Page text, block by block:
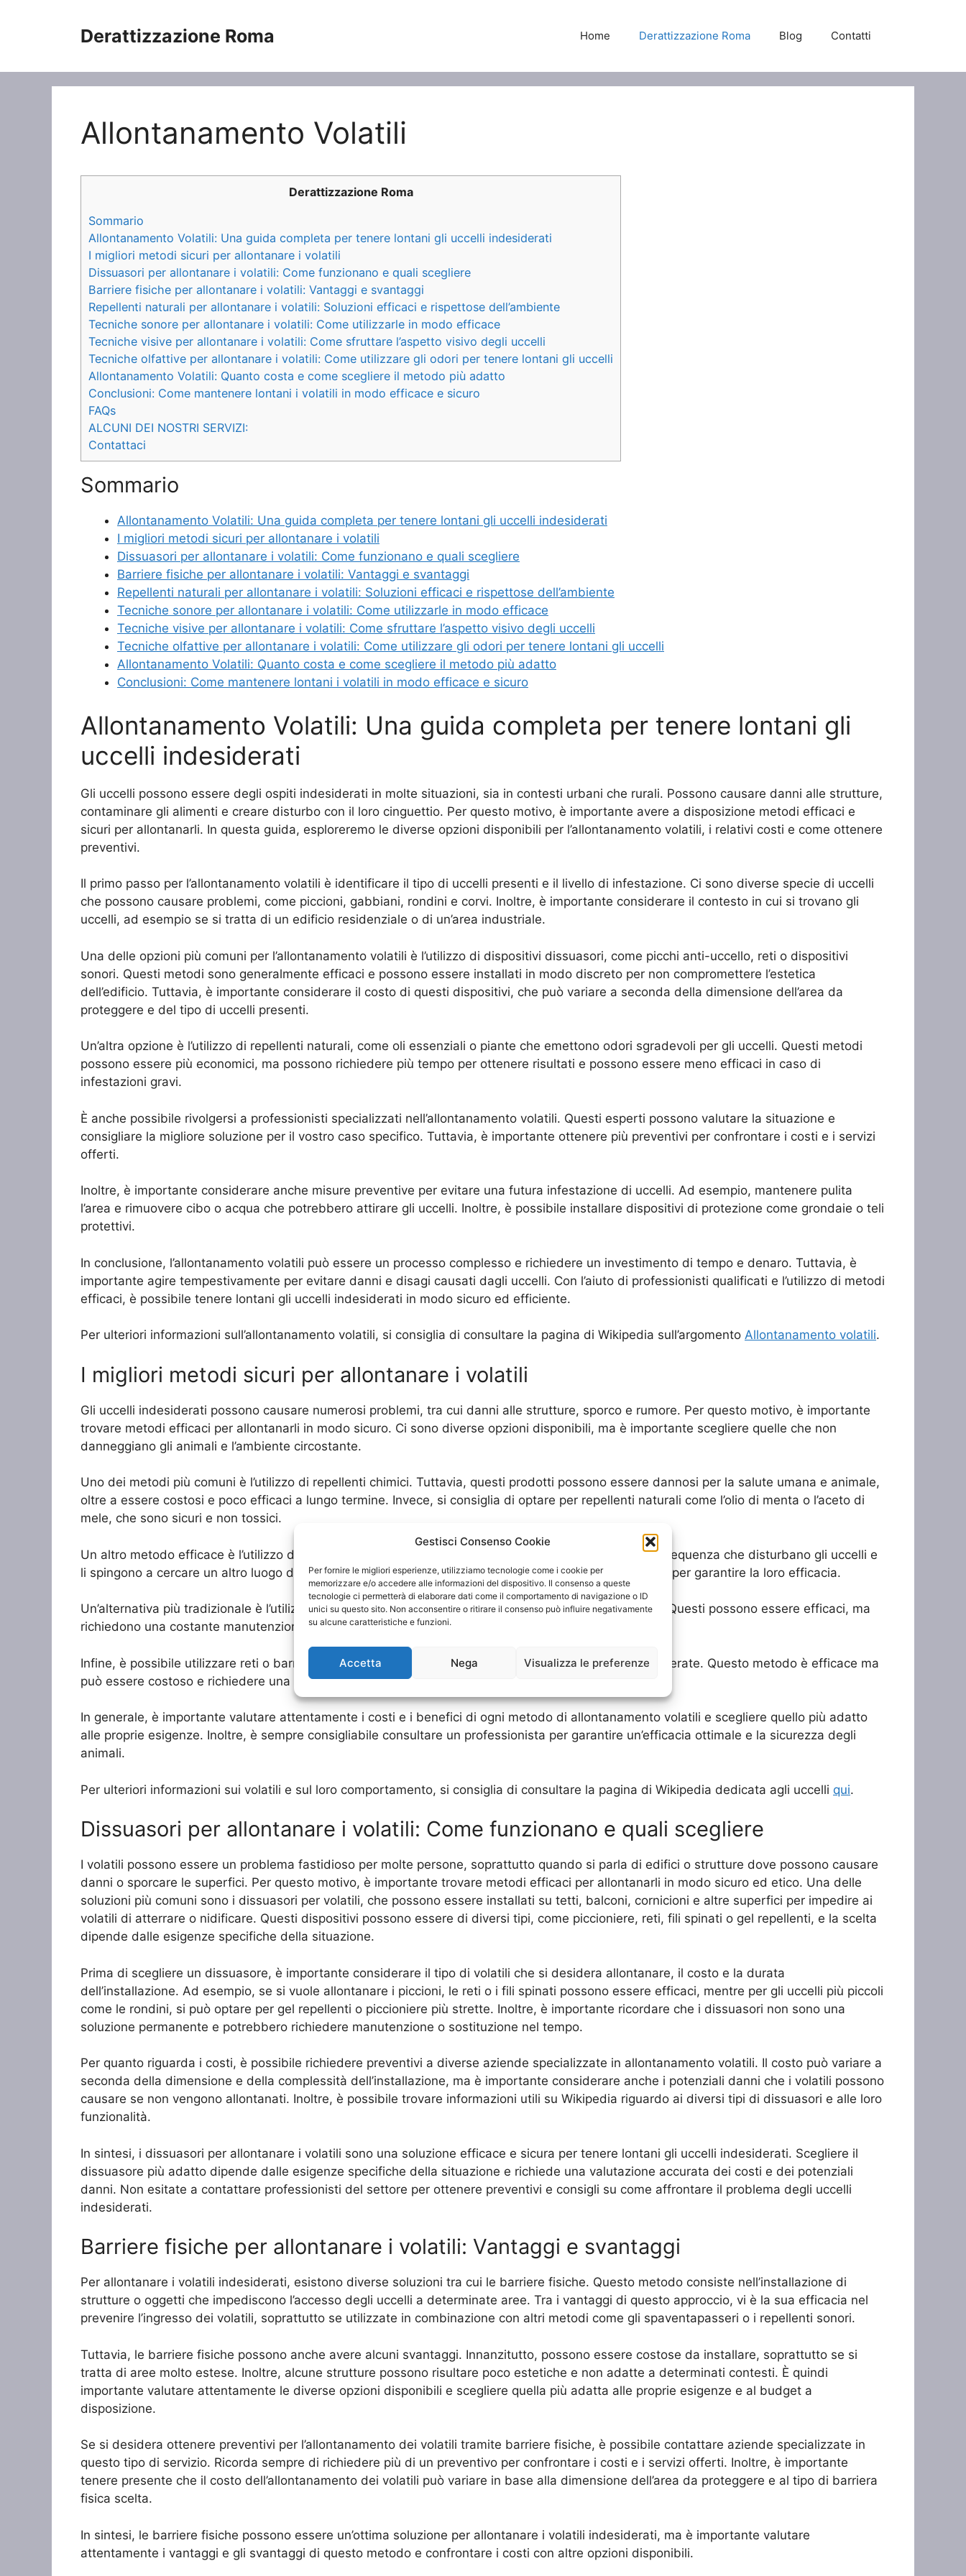
Gestisci Consenso Cookie
Per fornire le migliori esperienze, utilizziamo tecnologie come i cookie per
memorizzare e/o accedere alle informazioni del dispositivo. Il consenso a queste
tecnologie ci permetterà di elaborare dati come il comportamento di navigazione o ID
unici su questo sito. Non acconsentire o ritirare il consenso può influire negativamente
su alcune caratteristiche e funzioni.
Accetta Nega Visualizza le preferenze
Derattizzazione Roma Home Derattizzazione Roma Blog Contatti
Allontanamento Volatili
Derattizzazione Roma
Sommario
Allontanamento Volatili: Una guida completa per tenere lontani gli uccelli indesiderati
I migliori metodi sicuri per allontanare i volatili
Dissuasori per allontanare i volatili: Come funzionano e quali scegliere
Barriere fisiche per allontanare i volatili: Vantaggi e svantaggi
Repellenti naturali per allontanare i volatili: Soluzioni efficaci e rispettose dell’ambiente
Tecniche sonore per allontanare i volatili: Come utilizzarle in modo efficace
Tecniche visive per allontanare i volatili: Come sfruttare l’aspetto visivo degli uccelli
Tecniche olfattive per allontanare i volatili: Come utilizzare gli odori per tenere lontani gli uccelli
Allontanamento Volatili: Quanto costa e come scegliere il metodo più adatto
Conclusioni: Come mantenere lontani i volatili in modo efficace e sicuro
FAQs
ALCUNI DEI NOSTRI SERVIZI:
Contattaci
Sommario
Allontanamento Volatili: Una guida completa per tenere lontani gli uccelli indesiderati
I migliori metodi sicuri per allontanare i volatili
Dissuasori per allontanare i volatili: Come funzionano e quali scegliere
Barriere fisiche per allontanare i volatili: Vantaggi e svantaggi
Repellenti naturali per allontanare i volatili: Soluzioni efficaci e rispettose dell’ambiente
Tecniche sonore per allontanare i volatili: Come utilizzarle in modo efficace
Tecniche visive per allontanare i volatili: Come sfruttare l’aspetto visivo degli uccelli
Tecniche olfattive per allontanare i volatili: Come utilizzare gli odori per tenere lontani gli uccelli
Allontanamento Volatili: Quanto costa e come scegliere il metodo più adatto
Conclusioni: Come mantenere lontani i volatili in modo efficace e sicuro
Allontanamento Volatili: Una guida completa per tenere lontani gli
uccelli indesiderati
Gli uccelli possono essere degli ospiti indesiderati in molte situazioni, sia in contesti urbani che rurali. Possono causare danni alle strutture,
contaminare gli alimenti e creare disturbo con il loro cinguettio. Per questo motivo, è importante avere a disposizione metodi efficaci e
sicuri per allontanarli. In questa guida, esploreremo le diverse opzioni disponibili per l’allontanamento volatili, i relativi costi e come ottenere
preventivi.
Il primo passo per l’allontanamento volatili è identificare il tipo di uccelli presenti e il livello di infestazione. Ci sono diverse specie di uccelli
che possono causare problemi, come piccioni, gabbiani, rondini e corvi. Inoltre, è importante considerare il contesto in cui si trovano gli
uccelli, ad esempio se si tratta di un edificio residenziale o di un’area industriale.
Una delle opzioni più comuni per l’allontanamento volatili è l’utilizzo di dispositivi dissuasori, come picchi anti-uccello, reti o dispositivi
sonori. Questi metodi sono generalmente efficaci e possono essere installati in modo discreto per non compromettere l’estetica
dell’edificio. Tuttavia, è importante considerare il costo di questi dispositivi, che può variare a seconda della dimensione dell’area da
proteggere e del tipo di uccelli presenti.
Un’altra opzione è l’utilizzo di repellenti naturali, come oli essenziali o piante che emettono odori sgradevoli per gli uccelli. Questi metodi
possono essere più economici, ma possono richiedere più tempo per ottenere risultati e possono essere meno efficaci in caso di
infestazioni gravi.
È anche possibile rivolgersi a professionisti specializzati nell’allontanamento volatili. Questi esperti possono valutare la situazione e
consigliare la migliore soluzione per il vostro caso specifico. Tuttavia, è importante ottenere più preventivi per confrontare i costi e i servizi
offerti.
Inoltre, è importante considerare anche misure preventive per evitare una futura infestazione di uccelli. Ad esempio, mantenere pulita
l’area e rimuovere cibo o acqua che potrebbero attirare gli uccelli. Inoltre, è possibile installare dispositivi di protezione come grondaie o teli
protettivi.
In conclusione, l’allontanamento volatili può essere un processo complesso e richiedere un investimento di tempo e denaro. Tuttavia, è
importante agire tempestivamente per evitare danni e disagi causati dagli uccelli. Con l’aiuto di professionisti qualificati e l’utilizzo di metodi
efficaci, è possibile tenere lontani gli uccelli indesiderati in modo sicuro ed efficiente.
Per ulteriori informazioni sull’allontanamento volatili, si consiglia di consultare la pagina di Wikipedia sull’argomento Allontanamento volatili.
I migliori metodi sicuri per allontanare i volatili
Gli uccelli indesiderati possono causare numerosi problemi, tra cui danni alle strutture, sporco e rumore. Per questo motivo, è importante
trovare metodi efficaci per allontanarli in modo sicuro. Ci sono diverse opzioni disponibili, ma è importante scegliere quelle che non
danneggiano gli animali e l’ambiente circostante.
Uno dei metodi più comuni è l’utilizzo di repellenti chimici. Tuttavia, questi prodotti possono essere dannosi per la salute umana e animale,
oltre a essere costosi e poco efficaci a lungo termine. Invece, si consiglia di optare per repellenti naturali come l’olio di menta o l’aceto di
mele, che sono sicuri e non tossici.
Un altro metodo efficace è l’utilizzo di dispositivi sonori ad ultrasuoni. Questi emettono suoni ad alta frequenza che disturbano gli uccelli e
li spingono a cercare un altro luogo dove posarsi. Tuttavia, è importante scegliere dispositivi di qualità per garantire la loro efficacia.
Un’alternativa più tradizionale è l’utilizzo di spaventapasseri o di effigi di predatori, come gufi o falchi. Questi possono essere efficaci, ma
richiedono una costante manutenzione e possono non funzionare con uccelli più intelligenti.
Infine, è possibile utilizzare reti o barriere fisiche per impedire agli uccelli di accedere alle aree indesiderate. Questo metodo è efficace ma
può essere costoso e richiedere una certa abilità nell’installazione.
In generale, è importante valutare attentamente i costi e i benefici di ogni metodo di allontanamento volatili e scegliere quello più adatto
alle proprie esigenze. Inoltre, è sempre consigliabile consultare un professionista per garantire un’efficacia ottimale e la sicurezza degli
animali.
Per ulteriori informazioni sui volatili e sul loro comportamento, si consiglia di consultare la pagina di Wikipedia dedicata agli uccelli qui.
Dissuasori per allontanare i volatili: Come funzionano e quali scegliere
I volatili possono essere un problema fastidioso per molte persone, soprattutto quando si parla di edifici o strutture dove possono causare
danni o sporcare le superfici. Per questo motivo, è importante trovare metodi efficaci per allontanarli in modo sicuro ed etico. Una delle
soluzioni più comuni sono i dissuasori per volatili, che possono essere installati su tetti, balconi, cornicioni e altre superfici per impedire ai
volatili di atterrare o nidificare. Questi dispositivi possono essere di diversi tipi, come piccioniere, reti, fili spinati o gel repellenti, e la scelta
dipende dalle esigenze specifiche della situazione.
Prima di scegliere un dissuasore, è importante considerare il tipo di volatili che si desidera allontanare, il costo e la durata
dell’installazione. Ad esempio, se si vuole allontanare i piccioni, le reti o i fili spinati possono essere efficaci, mentre per gli uccelli più piccoli
come le rondini, si può optare per gel repellenti o piccioniere più strette. Inoltre, è importante ricordare che i dissuasori non sono una
soluzione permanente e potrebbero richiedere manutenzione o sostituzione nel tempo.
Per quanto riguarda i costi, è possibile richiedere preventivi a diverse aziende specializzate in allontanamento volatili. Il costo può variare a
seconda della dimensione e della complessità dell’installazione, ma è importante considerare anche i potenziali danni che i volatili possono
causare se non vengono allontanati. Inoltre, è possibile trovare informazioni utili su Wikipedia riguardo ai diversi tipi di dissuasori e alle loro
funzionalità.
In sintesi, i dissuasori per allontanare i volatili sono una soluzione efficace e sicura per tenere lontani gli uccelli indesiderati. Scegliere il
dissuasore più adatto dipende dalle esigenze specifiche della situazione e richiede una valutazione accurata dei costi e dei potenziali
danni. Non esitate a contattare professionisti del settore per ottenere preventivi e consigli su come affrontare il problema degli uccelli
indesiderati.
Barriere fisiche per allontanare i volatili: Vantaggi e svantaggi
Per allontanare i volatili indesiderati, esistono diverse soluzioni tra cui le barriere fisiche. Questo metodo consiste nell’installazione di
strutture o oggetti che impediscono l’accesso degli uccelli a determinate aree. Tra i vantaggi di questo approccio, vi è la sua efficacia nel
prevenire l’ingresso dei volatili, soprattutto se utilizzate in combinazione con altri metodi come gli spaventapasseri o i repellenti sonori.
Tuttavia, le barriere fisiche possono anche avere alcuni svantaggi. Innanzitutto, possono essere costose da installare, soprattutto se si
tratta di aree molto estese. Inoltre, alcune strutture possono risultare poco estetiche e non adatte a determinati contesti. È quindi
importante valutare attentamente le diverse opzioni disponibili e scegliere quella più adatta alle proprie esigenze e al budget a
disposizione.
Se si desidera ottenere preventivi per l’allontanamento dei volatili tramite barriere fisiche, è possibile contattare aziende specializzate in
questo tipo di servizio. Ricorda sempre di richiedere più di un preventivo per confrontare i costi e i servizi offerti. Inoltre, è importante
tenere presente che il costo dell’allontanamento dei volatili può variare in base alla dimensione dell’area da proteggere e al tipo di barriera
fisica scelta.
In sintesi, le barriere fisiche possono essere un’ottima soluzione per allontanare i volatili indesiderati, ma è importante valutare
attentamente i vantaggi e gli svantaggi di questo metodo e confrontare i costi con altre opzioni disponibili.